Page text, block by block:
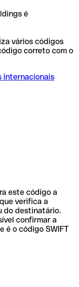
é
vários códigos
correto com o
internacionais
este código a
verifica a
do destinatário.
confirmar a
é o código SWIFT